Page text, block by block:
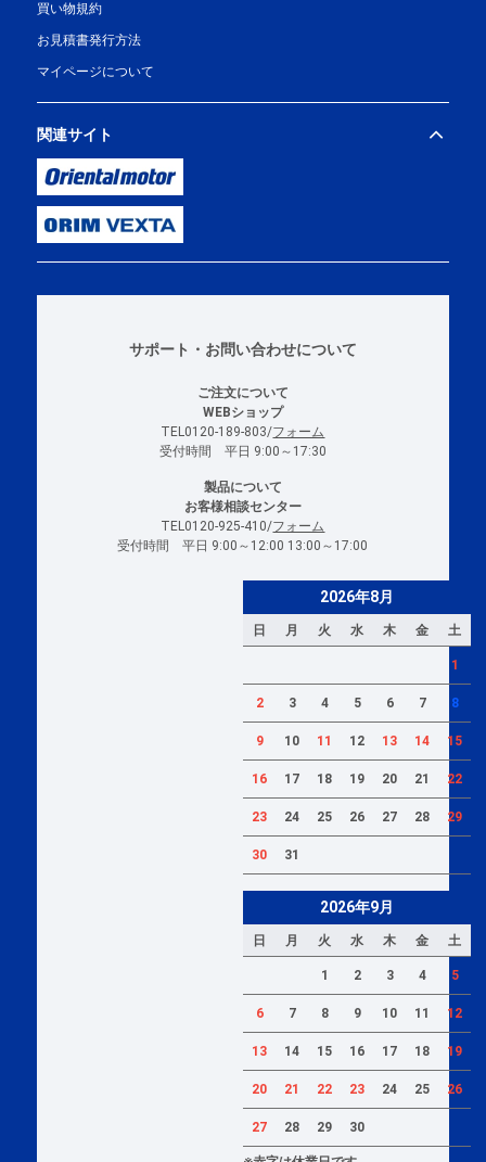
買い物規約
お見積書発行方法
マイページについて
関連サイト
サポート・お問い合わせについて
ご注文について
WEBショップ
TEL0120-189-803/フォーム
受付時間 平日 9:00～17:30
製品について
お客様相談センター
TEL0120-925-410/フォーム
受付時間 平日 9:00～12:00 13:00～17:00
2026年8月
日 月 火 水 木 金 土
1
2 3 4 5 6 7 8
9 10 11 12 13 14 15
16 17 18 19 20 21 22
23 24 25 26 27 28 29
30 31
2026年9月
日 月 火 水 木 金 土
1 2 3 4 5
6 7 8 9 10 11 12
13 14 15 16 17 18 19
20 21 22 23 24 25 26
27 28 29 30